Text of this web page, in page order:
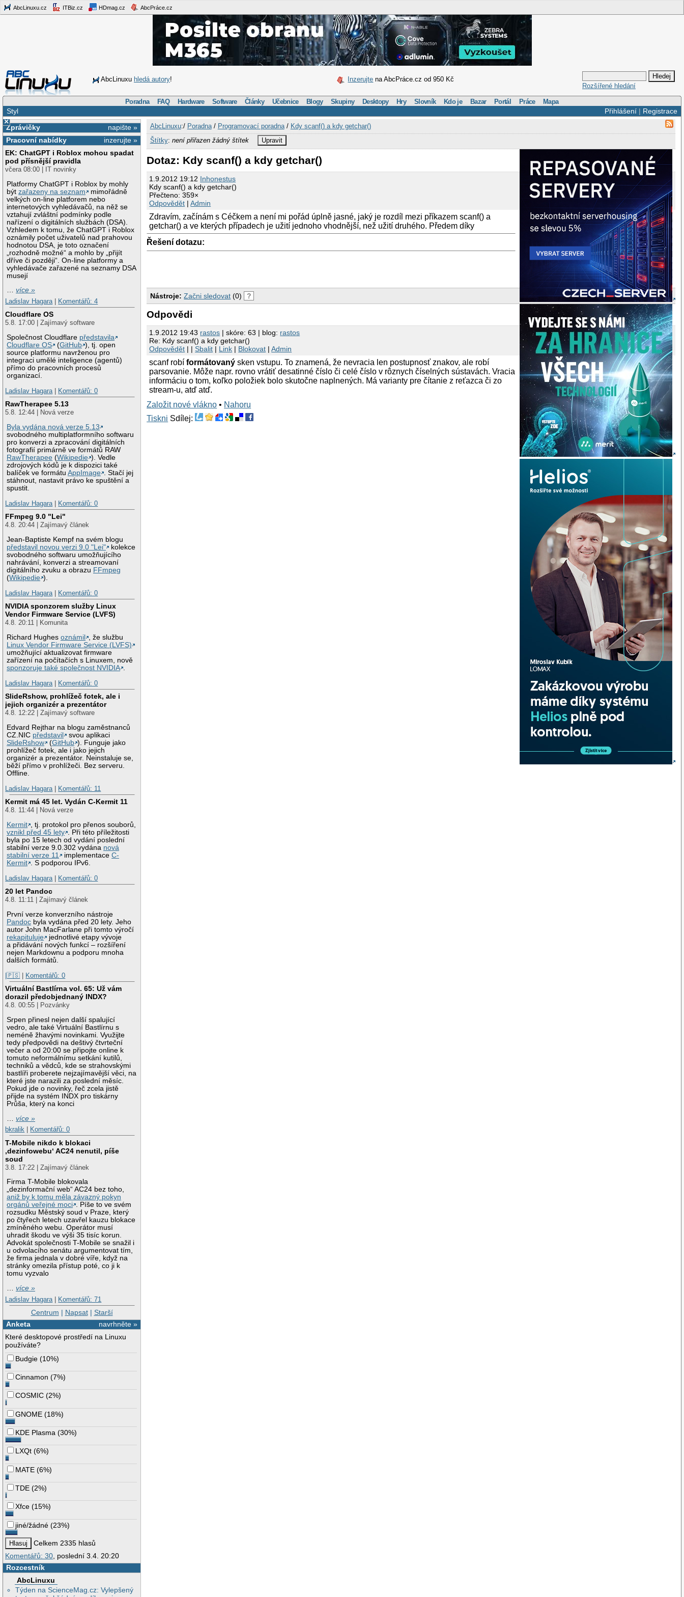
AbcLinuxu.cz ITBiz.cz HDmag.cz AbcPráce.cz
AbcLinuxu hledá autory! Inzerujte na AbcPráce.cz od 950 Kč
Rozšířené hledání
Poradna FAQ Hardware Software Články Učebnice Blogy Skupiny Desktopy Hry Slovník Kdo je Bazar Portál Práce Mapa
Přihlášení| Registrace
Styl
×
napište »
Zprávičky
inzerujte »
Pracovní nabídky
EK: ChatGPT i Roblox mohou spadat
pod přísnější pravidla
včera 08:00 | IT novinky
Platformy ChatGPT i Roblox by mohly
býtzařazeny na seznam
mimořádně
velkých on-line platforem nebo
internetových vyhledávačů, na něž se
vztahují zvláštní podmínky podle
nařízení o digitálních službách (DSA).
Vzhledem k tomu, že ChatGPT i Roblox
oznámily počet uživatelů nad prahovou
hodnotou DSA, je toto označení
„rozhodně možné“ a mohlo by „přijít
dříve či později“. On-line platformy a
vyhledávače zařazené na seznamy DSA
musejí
…více »
Ladislav Hagara
Komentářů: 4
Cloudflare OS
5.8. 17:00 | Zajímavý software
Společnost Cloudflare představila
Cloudflare OS
(GitHub ), tj. open
source platformu navrženou pro
integraci umělé inteligence (agentů)
přímo do pracovních procesů
organizací.
Ladislav Hagara
Komentářů: 0
RawTherapee 5.13
5.8. 12:44 | Nová verze
Byla vydána nová verze 5.13
svobodného multiplatformního softwaru
pro konverzi a zpracování digitálních
fotografií primárně ve formátů RAW
RawTherapee (Wikipedie ). Vedle
zdrojových kódů je k dispozici také
balíček ve formátuAppImage . Stačí jej
stáhnout, nastavit právo ke spuštění a
spustit.
Ladislav Hagara
Komentářů: 0
FFmpeg 9.0 "Lei"
4.8. 20:44 | Zajímavý článek
Jean-Baptiste Kempf na svém blogu
představil novou verzi 9.0 "Lei"
kolekce
svobodného softwaru umožňujícího
nahrávání, konverzi a streamovaní
digitálního zvuku a obrazu FFmpeg
(Wikipedie ).
Ladislav Hagara
Komentářů: 0
NVIDIA sponzorem služby Linux
Vendor Firmware Service (LVFS)
4.8. 20:11 | Komunita
Richard Hughesoznámil
, že službu
Linux Vendor Firmware Service (LVFS)
umožňující aktualizovat firmware
zařízení na počítačích s Linuxem, nově
sponzoruje také společnost NVIDIA .
Ladislav Hagara | Komentářů: 0
SlideRshow, prohlížeč fotek, ale i
jejich organizér a prezentátor
4.8. 12:22 | Zajímavý software
Edvard Rejthar na blogu zaměstnanců
CZ.NIC představil
svou aplikaci
SlideRshow
(GitHub ). Funguje jako
prohlížeč fotek, ale i jako jejich
organizér a prezentátor. Neinstaluje se,
běží přímo v prohlížeči. Bez serveru.
Offline.
Ladislav Hagara | Komentářů: 11
Kermit má 45 let. Vydán C-Kermit 11
4.8. 11:44 | Nová verze
Kermit , tj. protokol pro přenos souborů,
vznikl před 45 lety . Při této příležitosti
byla po 15 letech od vydání poslední
stabilní verze 9.0.302 vydána nová
stabilní verze 11
implementaceC-
Kermit . S podporou IPv6.
Ladislav Hagara | Komentářů: 0
20 let Pandoc
4.8. 11:11 | Zajímavý článek
První verze konverzního nástroje
Pandoc byla vydána před 20 lety. Jeho
autor John MacFarlane při tomto výročí
rekapituluje
jednotlivé etapy vývoje
a přidávání nových funkcí – rozšíření
nejen Markdownu a podporu mnoha
dalších formátů.
|🇵🇸 | Komentářů: 0
Virtuální Bastlírna vol. 65: Už vám
dorazil předobjednaný INDX?
4.8. 00:55 | Pozvánky
Srpen přinesl nejen další spalující
vedro, ale také Virtuální Bastlírnu s
neméně žhavými novinkami. Využijte
tedy předpovědi na deštivý čtvrteční
večer a od 20:00 se připojte online k
tomuto neformálnímu setkání kutilů,
techniků a vědců, kde se strahovskými
bastlíři proberete nejzajímavější věci, na
které jste narazili za poslední měsíc.
Pokud jde o novinky, řeč zcela jistě
přijde na systém INDX pro tiskárny
Průša, který na konci
…více »
bkralik
Komentářů: 0
T-Mobile nikdo k blokaci
‚dezinfowebu‘ AC24 nenutil, píše
soud
3.8. 17:22 | Zajímavý článek
Firma T-Mobile blokovala
„dezinformační web“ AC24 bez toho,
aniž by k tomu měla závazný pokyn
orgánů veřejné moci . Píše to ve svém
rozsudku Městský soud v Praze, který
po čtyřech letech uzavřel kauzu blokace
zmíněného webu. Operátor musí
uhradit škodu ve výši 35 tisíc korun.
Advokát společnosti T-Mobile se snažil i
u odvolacího senátu argumentovat tím,
že firma jednala v dobré víře, když na
stránky omezila přístup poté, co ji k
tomu vyzvalo
…více »
Ladislav Hagara | Komentářů: 71
Centrum | Napsat| Starší
navrhněte »
Anketa
Které desktopové prostředí na Linuxu
používáte?
Budgie (10%)
Cinnamon (7%)
COSMIC (2%)
GNOME (18%)
KDE Plasma (30%)
LXQt (6%)
MATE (6%)
TDE (2%)
Xfce (15%)
jiné/žádné (23%)
Celkem 2335 hlasů
Komentářů: 30, poslední 3.4. 20:20
Rozcestník
AbcLinuxu
Týden na ScienceMag.cz: Vylepšený
AbcLinuxu:/ Poradna/ Programovací poradna/ Kdy scanf() a kdy getchar()
Štítky: není přiřazen žádný štítek Upravit
Dotaz: Kdy scanf() a kdy getchar()
1.9.2012 19:12 Inhonestus
Kdy scanf() a kdy getchar()
Přečteno: 359×
Odpovědět |Admin
Zdravím, začínám s Céčkem a není mi pořád úplně jasné, jaký je rozdíl mezi příkazem scanf() a
getchar() a ve kterých případech je užití jednoho vhodnější, než užití druhého. Předem díky
Řešení dotazu:
Nástroje: Začni sledovat (0) ?
Odpovědi
1.9.2012 19:43 rastos | skóre: 63 | blog: rastos
Re: Kdy scanf() a kdy getchar()
Odpovědět | |Sbalit | Link | Blokovat |Admin
scanf robíformátovaný sken vstupu. To znamená, že nevracia len postupnosť znakov, ale robí
parsovanie. Môže napr. rovno vrátiť desatinné číslo či celé číslo v rôznych číselných sústavách. Vracia
informáciu o tom, koľko položiek bolo skutočne naplnených. Má varianty pre čítanie z reťazca či zo
stream-u, atď atď.
Založit nové vlákno • Nahoru
Tiskni Sdílej: